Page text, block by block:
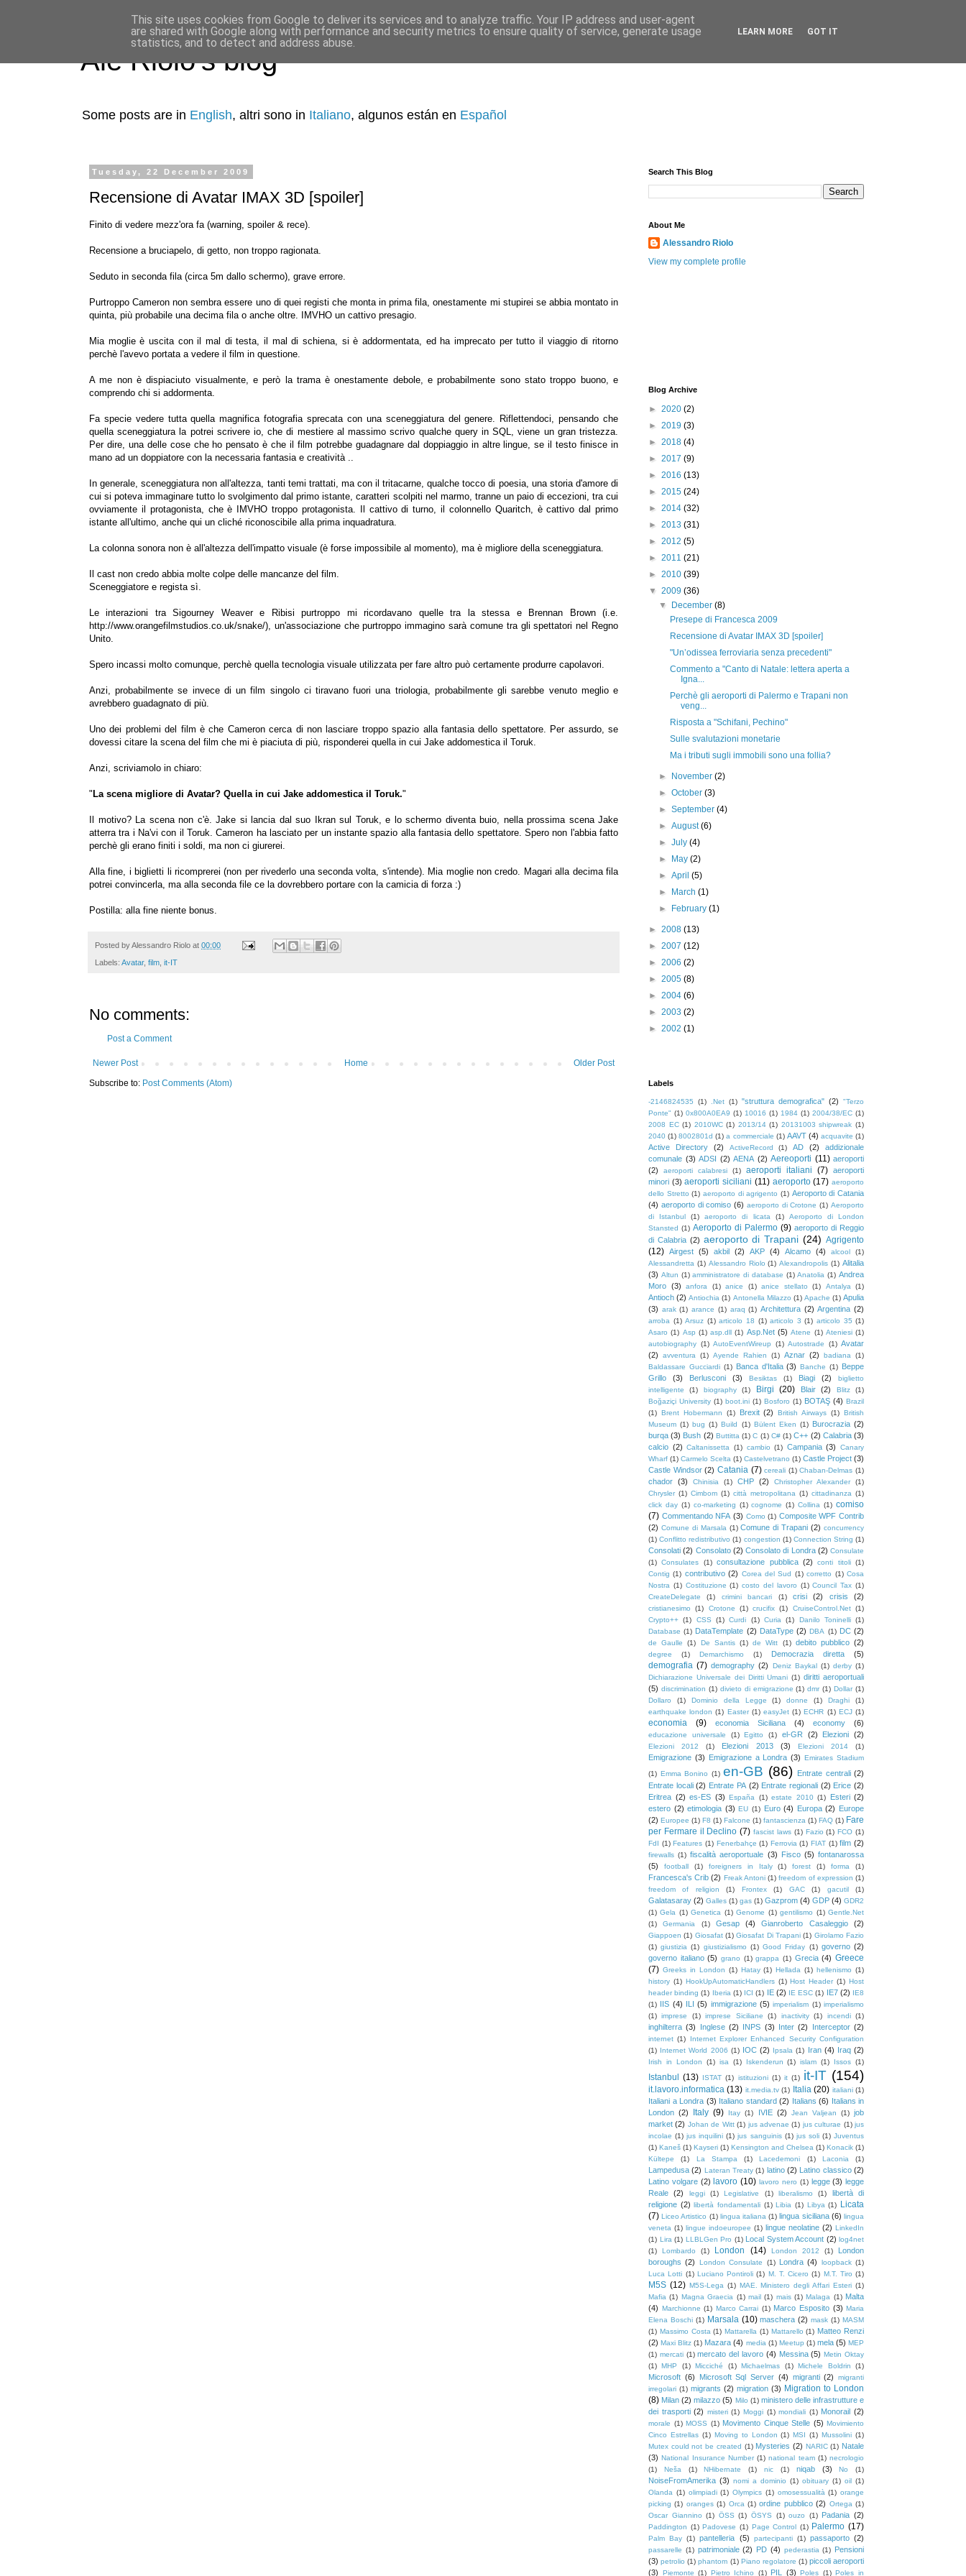
Ale Riolo's blog
Some posts are in English, altri sono in Italiano, algunos están en Español
Tuesday, 22 December 2009
Recensione di Avatar IMAX 3D [spoiler]
Finito di vedere mezz'ora fa (warning, spoiler & rece).
Recensione a bruciapelo, di getto, non troppo ragionata.
Seduto in seconda fila (circa 5m dallo schermo), grave errore.
Purtroppo Cameron non sembra essere uno di quei registi che monta in prima fila, onestamente mi stupirei se abbia montato in
quinta, più probabile una decima fila o anche oltre. IMVHO un cattivo presagio.
Mia moglie è uscita con il mal di testa, il mal di schiena, si è addormentata, ed ha imprecato per tutto il viaggio di ritorno
perchè l'avevo portata a vedere il film in questione.
A me non è dispiaciuto visualmente, e però la trama è onestamente debole, e probabilmente sono stato troppo buono, e
comprendo chi si addormenta.
Fa specie vedere tutta quella magnifica fotografia sprecata con una sceneggiatura del genere. Riflettendoci, pensando che
quella sceneggiatura la potrei scrivere io, che di mestiere al massimo scrivo qualche query in SQL, viene un gran tristezza.
Per dire, una delle cose che ho pensato è che il film potrebbe guadagnare dal doppiaggio in altre lingue, se il testo finisce in
mano ad un doppiatore con la necessaria fantasia e creatività ..
In generale, sceneggiatura non all'altezza, tanti temi trattati, ma con il tritacarne, qualche tocco di poesia, una storia d'amore di
cui si poteva immaginare tutto lo svolgimento dal primo istante, caratteri scolpiti nel marmo, tranne un paio di eccezioni, tra cui
ovviamente il protagonista, che è IMVHO troppo protagonista. Il cattivo di turno, il colonnello Quaritch, è cattivo dal primo
istante all'ultimo, anche qui un cliché riconoscibile alla prima inquadratura.
La colonna sonora non è all'altezza dell'impatto visuale (è forse impossibile al momento), ma è migliore della sceneggiatura.
Il cast non credo abbia molte colpe delle mancanze del film.
Sceneggiatore e regista sì.
Le interazioni tra Sigourney Weaver e Ribisi purtroppo mi ricordavano quelle tra la stessa e Brennan Brown (i.e.
http://www.orangefilmstudios.co.uk/snake/), un'associazione che purtroppo immagino sarà comune tra gli spettatori nel Regno
Unito.
Spero incassi molto comunque, perchè quella tecnologia visuale utilizzata per fare altro può certamente produrre capolavori.
Anzi, probabilmente se invece di un film singolo ci tiravano fuori una triologia, probabilmente gli sarebbe venuto meglio e
avrebbero guadagnato di più.
Uno dei problemi del film è che Cameron cerca di non lasciare troppo spazio alla fantasia dello spettatore. Per assurdo, se
dovessi citare la scena del film che mi è piaciuta di più, risponderei quella in cui Jake addomestica il Toruk.
Anzi, scriviamolo in chiaro:
"La scena migliore di Avatar? Quella in cui Jake addomestica il Toruk."
Il motivo? La scena non c'è. Jake si lancia dal suo Ikran sul Toruk, e lo schermo diventa buio, nella prossima scena Jake
atterra tra i Na'vi con il Toruk. Cameron ha lasciato per un instante spazio alla fantasia dello spettatore. Spero non l'abbia fatto
perchè gli erano finiti i soldi, ma non ci giurerei.
Alla fine, i biglietti li ricomprerei (non per rivederlo una seconda volta, s'intende). Mia moglie non credo. Magari alla decima fila
potrei convincerla, ma alla seconda file ce la dovrebbero portare con la camicia di forza :)
Postilla: alla fine niente bonus.
Posted byAlessandro Riolo at 00:00
Labels: Avatar, film it-IT
No comments:
Post a Comment
Newer Post Older Post
Home
Subscribe to: Post Comments (Atom)
Search This Blog
About Me
Alessandro Riolo
View my complete profile
Blog Archive
► 2020 (2)
► 2019 (3)
► 2018 (4)
► 2017 (9)
► 2016 (13)
► 2015 (24)
► 2014 (32)
► 2013 (31)
► 2012 (5)
► 2011 (21)
► 2010 (39)
▼ 2009 (36)
▼
December(8)
Presepe di Francesca 2009
Recensione di Avatar IMAX 3D [spoiler]
"Un’odissea ferroviaria senza precedenti"
Commento a "Canto di Natale: lettera aperta a
Igna...
Perchè gli aeroporti di Palermo e Trapani non
veng...
Risposta a "Schifani, Pechino"
Sulle svalutazioni monetarie
Ma i tributi sugli immobili sono una follia?
► November(2)
►October(3)
►September(4)
►August(6)
►July(4)
►
May(2)
►April(5)
►
March(1)
►
February(1)
► 2008 (13)
► 2007 (12)
► 2006 (2)
► 2005 (8)
► 2004 (6)
► 2003 (2)
► 2002 (1)
Labels
-2146824535 (1) .Net (1) "struttura demografica" (2)
"Terzo
Ponte" (1) 0x800A0EA9 (1) 10016 (1) 1984 (1) 2004/38/EC (1)
2008 EC (1) 2010WC (1) 2013/14 (1) 20131003 shipwreak (1)
2040 (1) 8002801d (1) a commerciale (1) AAVT (4) acquavite (1)
Active Directory (2) ActiveRecord (1) AD (2)
addizionale
comunale (3) ADSI (2) AENA (2) Aereoporti (11) aeroporti
(2)
aeroporti calabresi (1) aeroporti italiani (7) aeroporti
minori (3) aeroporti siciliani (11) aeroporto (17) aeroporto
dello Stretto (1) aeroporto di agrigento (1) Aeroporto di Catania
(4) aeroporto di comiso (6) aeroporto di Crotone (1) Aeroporto
di Istanbul
(1) aeroporto di licata (1)
Aeroporto di London
Stansted (1) Aeroporto di Palermo (9) aeroporto di Reggio
di Calabria (2) aeroporto di Trapani (24) Agrigento
(12) Airgest (5) akbil (2) AKP (4) Alcamo (4) alcool
(1)
Alessandretta (1) Alessandro Riolo (1) Alexandropolis (1) Alitalia
(3) Altun (1) amministratore di database (1) Anatolia (1) Andrea
Moro (3) anfora (1) anice (1) anice stellato (1) Antalya (1)
Antioch (2) Antiochia (1) Antonella Milazzo (1) Apache (1) Apulia
(3) arak (1) arance (1) araq (1) Architettura (2) Argentina (2)
arroba (1) Arsuz (1) articolo 18 (1) articolo 3 (1) articolo 35 (1)
Asaro (1) Asp (1) asp.dll (1) Asp.Net (5) Atene (1) Ateniesi (1)
autobiography (1) AutoEventWireup (1) Autostrade (1) Avatar
(2)
avventura (1) Ayende Rahien (1) Aznar (2) badiana
(1)
Baldassare Gucciardi (1) Banca d'Italia (3) Banche (1) Beppe
Grillo
(3) Berlusconi (3) Besiktas (1) Biagi (2)
biglietto
intelligente
(1) biography (1) Birgi (20) Blair (2) Blitz
(1)
Boğaziçi University (1) boot.ini (1) Bosforo (1) BOTAŞ (4) Brazil
(1) Brent Hobermann (1) Brexit (2) British Airways (1) British
Museum (1) bug (1) Build (1) Bülent Eken (1) Burocrazia (2)
burqa (3) Bush (2) Buttitta (1) C (1) C# (1) C++ (2) Calabria (3)
calcio (2) Caltanissetta (1) cambio (1) Campania (3)
Canary
Wharf (1) Carmelo Scelta (1) Castelvetrano (1) Castle Project (3)
Castle Windsor (2) Catania (7) cereali (1) Chaban-Delmas (1)
chador (3) Chinisia (1) CHP (2) Christopher Alexander
(1)
Chrysler (1) Cimbom (1) città metropolitana (1) cittadinanza (1)
click day (1) co-marketing (1) cognome (1) Collina (1) comiso
(7) Commentando NFA (3) Como (1) Composite WPF Contrib
(2) Comune di Marsala (1) Comune di Trapani (2) concurrency
(1) Conflitto redistributivo (1) congestion (1) Connection String (1)
Consolati (2) Consolato (2) Consolato di Londra (2) Consulate
(1) Consulates (1) consultazione pubblica (2) conti titoli (1)
Contig (1) contributivo (2) Corea del Sud (1) corretto (1) Cosa
Nostra (1) Costituzione (1) costo del lavoro (1) Council Tax (1)
CreateDelegate
(1) crimini bancari (1) crisi (2) crisis (2)
cristianesimo (1) Crotone (1) crucifix (1) CruiseControl.Net (1)
Crypto++ (1) CSS (1) Curdi (1) Curia (1) Danilo Toninelli (1)
Database (1) DataTemplate (2) DataType (2) DBA (1) DC (2)
de Gaulle (1) De Santis (1) de Witt (1) debito pubblico (2)
degree (1) Demarchismo (1) Democrazia diretta (5)
demografia (7) demography (2) Deniz Baykal (1) derby (1)
Dichiarazione Universale dei Diritti Umani (1) diritti aeroportuali
(5) discrimination (1) divieto di emigrazione (1) dmr (1) Dollar (1)
Dollaro
(1) Dominio della Legge (1) donne (1) Draghi
(1)
earthquake london (1) Easter (1) easyJet (1) ECHR (1) ECJ (1)
economia (9) economia Siciliana (4) economy (6)
educazione universale (1) Egitto (1) el-GR (2) Elezioni (2)
Elezioni 2012 (1) Elezioni 2013 (3) Elezioni 2014 (1)
Emigrazione (3) Emigrazione a Londra (3) Emirates Stadium
(1) Emma Bonino (1) en-GB (86) Entrate centrali (2)
Entrate locali (2) Entrate PA (2) Entrate regionali (2) Erice (2)
Eritrea (2) es-ES (3) España (1) estate 2010 (1) Esteri (2)
estero (2) etimologia (3) EU (1) Euro (4) Europa (2) Europe
(2) Europee (1) F8 (1) Falcone (1) fantascienza (1) FAQ (1) Fare
per Fermare il Declino (7) fascist laws (1) Fazio (1) FCO (1)
FdI (1) Features (1) Fenerbahçe (1) Ferrovia (1) FIAT (1) film (2)
firewalls (1) fiscalità aeroportuale (3) Fisco (5) fontanarossa
(5)
football (1) foreigners in Italy (1) forest (1) forma (1)
Francesca's Crib (2) Freak Antoni (1) freedom of expression (1)
freedom of religion
(1) Frontex (1) GAC (1) gacutil (1)
Galatasaray (2) Galles (1) gas (1) Gazprom (4) GDP (4) GDR2
(1) Gela (1) Genetica (1) Genome (1) gentilismo (1) Gentle.Net
(1)
Germania (1) Gesap (4) Gianroberto Casaleggio (2)
Giappoen (1) Giosafat (1) Giosafat Di Trapani (1) Girolamo Fazio
(1) giustizia (1) giustizialismo (1) Good Friday (1) governo (2)
governo italiano (5) grano (1) grappa (1) Grecia (4) Greece
(7) Greeks in London (1) Hatay (1) Hellada (1) hellenismo (1)
history (1) HookUpAutomaticHandlers (1) Host Header (1) Host
header binding (1) Iberia (1) ICI (1) IE (2) IE ESC (1) IE7 (2) IE8
(1) IIS (4) ILI (5) immigrazione (5) imperialism (1) imperialismo
(1) imprese (1) imprese Siciliane (1) inactivity (1) incendi (1)
inghilterra (3) Inglese (2) INPS (3) Inter (2) Interceptor (2)
internet (1)
Internet Explorer Enhanced Security Configuration
(1) Internet World 2006 (1) IOC (2) Ipsala (1) Iran (4) Iraq (2)
Irish in London (1) isa (1) Iskenderun (1) islam (1) Issos (1)
Istanbul (13) ISTAT (1) istituzioni (1) it (1) it-IT (154)
it.lavoro.informatica (13) it.media.tv (1) Italia (20) italiani (1)
Italiani a Londra (3) Italiano standard (2) Italians (6) Italians in
London (2) Italy (9) Itay (1) IVIE (2) Jean Valjean (1) job
market (2) Johan de Witt (1) jus advenae (1) jus culturae (1) jus
incolae (1) jus inquilini (1) jus sanguinis (1) jus soli (1) Juventus
(1) Kaneš (1) Kayseri (1) Kensington and Chelsea (1) Konacik (1)
Kültepe
(1) La Stampa (1) Lacedemoni (1) Laconia (1)
Lampedusa (2) Lateran Treaty (1) latino (2) Latino classico (2)
Latino volgare (2) lavoro (10) lavoro nero (1) legge (3) legge
Reale
(2) leggi (1) Legislative (1) liberalismo (1)
libertà di
religione (2) libertà fondamentali (1) Libia (1) Libya (1)
Licata
(7) Liceo Artistico (1) lingua italiana (1) lingua siciliana (6) lingua
veneta (1) lingue indoeuropee (1) lingue neolatine (2) LinkedIn
(1) Lira (1) LLBLGen Pro (1) Local System Account (2) log4net
(1)
Lombardo (1) London (14) London 2012 (1)
London
boroughs (2) London Consulate (1) Londra (4) loopback (1)
Luca Lotti (1) Luciano Pontiroli (1) M. T. Cicero (1) M.T. Tiro (1)
M5S (12) M5S-Lega (1) MAE. Ministero degli Affari Esteri (1)
Mafia (1) Magna Graecia (1) mail (1) mais (1) Malaga (1) Malta
(4) Marchionne (1) Marco Carrai (1) Marco Esposito (3) Maria
Elena Boschi (1) Marsala (10) maschera (2) mask (1) MASM
(1) Massimo Costa (1) Mattarella (1) Mattarello (1) Matteo Renzi
(2) Maxi Blitz (1) Mazara (4) media (1) Meetup (1) mela (5) MEP
(1) mercati (1) mercato del lavoro (4) Messina (5) Metin Oktay
(1) MHP (1) Micciché (1) Michaelmas (1) Michele Boldrin (1)
Microsoft (6) Microsoft Sql Server (4) migranti (2)
migranti
irregolari (1) migrants (2) migration (3) Migration to London
(8) Milan (2) milazzo (5) Milo (1) ministero delle infrastrutture e
dei trasporti (2) misteri (1) Moggi (1) mondiali (1) Monorail (2)
morale (1) MOSS (1) Movimento Cinque Stelle (5) Movimiento
Cinco Estrellas (1) Moving to London (1) MSI (1) Mussolini (1)
Mutex could not be created (1) Mysteries (2) NARIC (1) Natale
(3) National Insurance Number (1) national team (1) necrologio
(1)
Neša (1) NHibernate (1) nic (1) niqab (3) No (1)
NoiseFromAmerika (3) nomi a dominio (1) obituary (1) oil (1)
Olanda (1) olimpiadi (1) Olympics (1) omosessualità (1) orange
picking (1) oranges (1) Orca (1) ordine pubblico (2) Ortega (1)
Oscar Giannino (1) ÖSS (1) ÖSYS (1) ouzo (1) Padania (2)
Paddington (1) Padovese (1) Page Control (1) Palermo (17)
Palm Bay (1) pantelleria (5) partecipanti (1) passaporto (2)
passarelle (1) patrimoniale (2) PD (4) pederastia (1) Pensioni
(3) petrolio (1) phantom (1) Piano regolatore (1) piccoli aeroporti
(3)
Piemonte (1) Pietro Ichino (1) PIL (3) Poles (1) Poles in
This site uses cookies from Google to deliver its services and to analyze traffic. Your IP address and user-agent
are shared with Google along with performance and security metrics to ensure quality of service, generate usage
statistics, and to detect and address abuse.
LEARN MORE GOT IT